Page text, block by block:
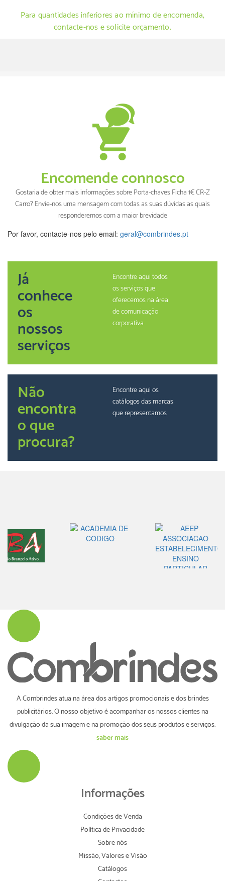
Para quantidades inferiores ao mínimo de encomenda,
contacte-nos e solicite orçamento.
Encomende connosco
Gostaria de obter mais informações sobre Porta-chaves Ficha 1€ CR-Z
Carro? Envie-nos uma mensagem com todas as suas dúvidas as quais
responderemos com a maior brevidade
Por favor, contacte-nos pelo email: geral@combrindes.pt
Já
conhece
os
nossos
serviços
Encontre aqui todos
os serviços que
oferecemos na àrea
de comunicação
corporativa
Não
encontra
o que
procura?
Encontre aqui os
catálogos das marcas
que representamos
A Combrindes atua na área dos artigos promocionais e dos brindes
publicitários. O nosso objetivo é acompanhar os nossos clientes na
divulgação da sua imagem e na promoção dos seus produtos e serviços.
saber mais
Informações
Condições de Venda
Política de Privacidade
Sobre nós
Missão, Valores e Visão
Catálogos